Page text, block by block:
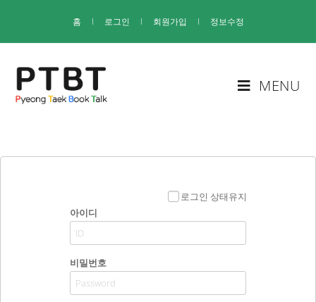
홈 I 로그인 I 회원가입 I 정보수정
MENU
로그인 상태유지
아이디
비밀번호